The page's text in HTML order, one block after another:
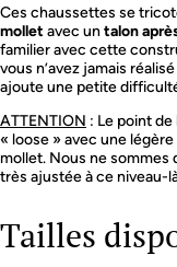
t
Z
o
n
k
o
'
s
s
o
k
s
Ces chaussettes se
mollet avec untalon
familier avec cette
vous n’avez jamais
ajoute une petite
ATTENTION : Le point
« loose » avec une
mollet. Nous ne sommes
très ajustée à ce niveau-
Tailles